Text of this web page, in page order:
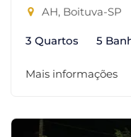
AH, Boituva-SP
3 Quartos 5
Mais informações